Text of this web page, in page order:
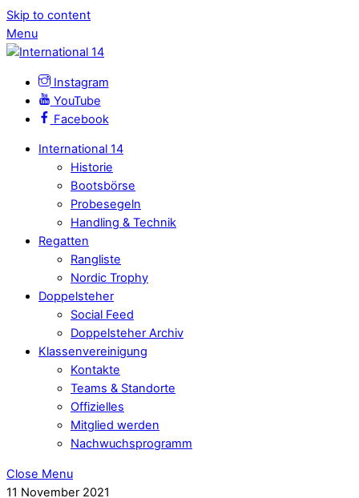
Skip to content
Menu
Instagram
YouTube
Facebook
International 14
Historie
Bootsbörse
Probesegeln
Handling & Technik
Regatten
Rangliste
Nordic Trophy
Doppelsteher
Social Feed
Doppelsteher Archiv
Klassenvereinigung
Kontakte
Teams & Standorte
Offizielles
Mitglied werden
Nachwuchsprogramm
Close Menu
11 November 2021